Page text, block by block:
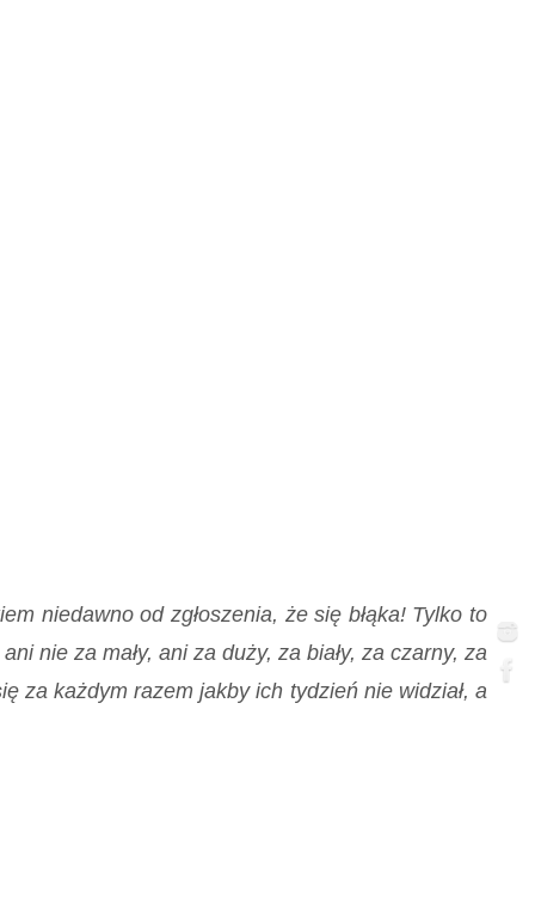
niedawno od zgłoszenia, że się błąka! Tylko to
nie za mały, ani za duży, za biały, za czarny, za
za każdym razem jakby ich tydzień nie widział, a